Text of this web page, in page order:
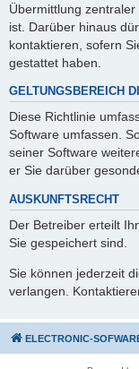
Übermittlung
ist. Darüber hinaus
kontaktieren, sofern
gestattet haben.
GELTUNGSBEREICH
Diese Richtlinie
Software umfassen.
seiner Software
er Sie darüber
AUSKUNFTSRECHT
Der Betreiber erteilt
Sie gespeichert sind.
Sie können jederzeit
verlangen.
ELECTRONIC-